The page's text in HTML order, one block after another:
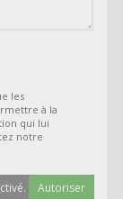
les
à la
qui lui
notre
Autoriser